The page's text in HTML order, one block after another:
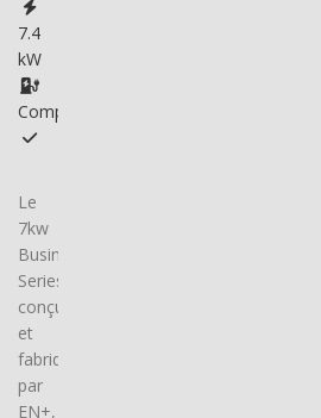
7.4
kW
Compatible
Le
7kw
Business
Series,
conçu
et
fabriqué
par
EN+,